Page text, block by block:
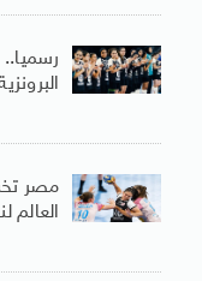
رسميا..
العالم